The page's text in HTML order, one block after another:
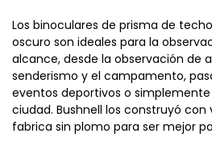
Los binoculares de prisma de
oscuro son ideales para la
alcance, desde la observación de
senderismo y el campamento,
eventos deportivos o
ciudad. Bushnell los construyó
fabrica sin plomo para ser mejor